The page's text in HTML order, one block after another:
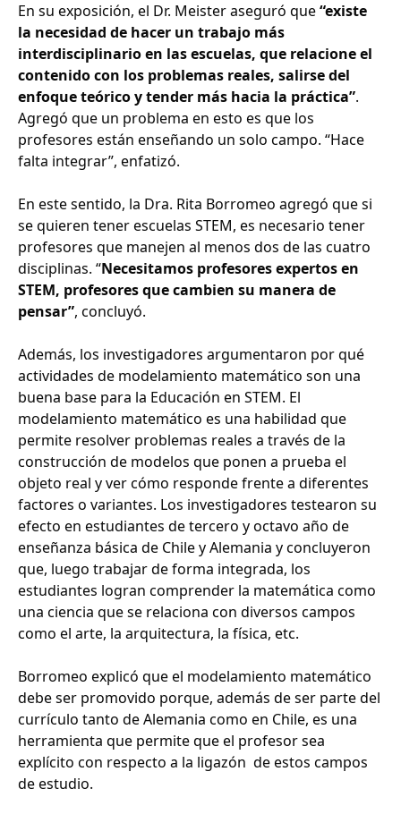
En su exposición, el Dr. Meister aseguró que“existe
la necesidad de hacer un trabajo más
interdisciplinario en las escuelas, que relacione el
contenido con los problemas reales, salirse del
enfoque teórico y tender más hacia la práctica”.
Agregó que un problema en esto es que los
profesores están enseñando un solo campo. “Hace
falta integrar”, enfatizó.
En este sentido, la Dra. Rita Borromeo agregó que si
se quieren tener escuelas STEM, es necesario tener
profesores que manejen al menos dos de las cuatro
disciplinas. “Necesitamos profesores expertos en
STEM, profesores que cambien su manera de
pensar”, concluyó.
Además, los investigadores argumentaron por qué
actividades de modelamiento matemático son una
buena base para la Educación en STEM. El
modelamiento matemático es una habilidad que
permite resolver problemas reales a través de la
construcción de modelos que ponen a prueba el
objeto real y ver cómo responde frente a diferentes
factores o variantes. Los investigadores testearon su
efecto en estudiantes de tercero y octavo año de
enseñanza básica de Chile y Alemania y concluyeron
que, luego trabajar de forma integrada, los
estudiantes logran comprender la matemática como
una ciencia que se relaciona con diversos campos
como el arte, la arquitectura, la física, etc.
Borromeo explicó que el modelamiento matemático
debe ser promovido porque, además de ser parte del
currículo tanto de Alemania como en Chile, es una
herramienta que permite que el profesor sea
explícito con respecto a la ligazón de estos campos
de estudio.